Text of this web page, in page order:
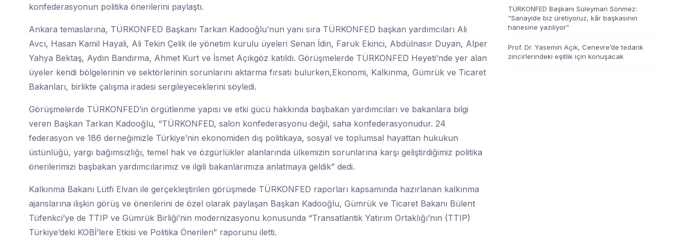
konfederasyonun politika önerilerini paylaştı.
Ankara temaslarına, TÜRKONFED Başkanı Tarkan Kadooğlu’nun yanı sıra TÜRKONFED başkan yardımcıları Ali
Avcı, Hasan Kamil Hayali, Ali Tekin Çelik ile yönetim kurulu üyeleri Senan İdin, Faruk Ekinci, Abdülnasır Duyan, Alper
Yahya Bektaş, Aydın Bandırma, Ahmet Kurt ve İsmet Açıkgöz katıldı. Görüşmelerde TÜRKONFED Heyeti’nde yer alan
üyeler kendi bölgelerinin ve sektörlerinin sorunlarını aktarma fırsatı bulurken,Ekonomi, Kalkınma, Gümrük ve Ticaret
Bakanları, birlikte çalışma iradesi sergileyeceklerini söyledi.
Görüşmelerde TÜRKONFED’in örgütlenme yapısı ve etki gücü hakkında başbakan yardımcıları ve bakanlara bilgi
veren Başkan Tarkan Kadooğlu, “TÜRKONFED, salon konfederasyonu değil, saha konfederasyonudur. 24
federasyon ve 186 derneğimizle Türkiye’nin ekonomiden dış politikaya, sosyal ve toplumsal hayattan hukukun
üstünlüğü, yargı bağımsızlığı, temel hak ve özgürlükler alanlarında ülkemizin sorunlarına karşı geliştirdiğimiz politika
önerilerimizi başbakan yardımcılarımız ve ilgili bakanlarımıza anlatmaya geldik” dedi.
Kalkınma Bakanı Lütfi Elvan ile gerçekleştirilen görüşmede TÜRKONFED raporları kapsamında hazırlanan kalkınma
ajanslarına ilişkin görüş ve önerilerini de özel olarak paylaşan Başkan Kadooğlu, Gümrük ve Ticaret Bakanı Bülent
Tüfenkci’ye de TTIP ve Gümrük Birliği’nin modernizasyonu konusunda “Transatlantik Yatırım Ortaklığı’nın (TTIP)
Türkiye’deki KOBİ’lere Etkisi ve Politika Önerileri” raporunu iletti.
TÜRKONFED Başkanı Süleyman Sönmez:
“Sanayide biz üretiyoruz, kâr başkasının
hanesine yazılıyor”
Prof. Dr. Yasemin Açık, Cenevre’de tedarik
zincirlerindeki eşitlik için konuşacak